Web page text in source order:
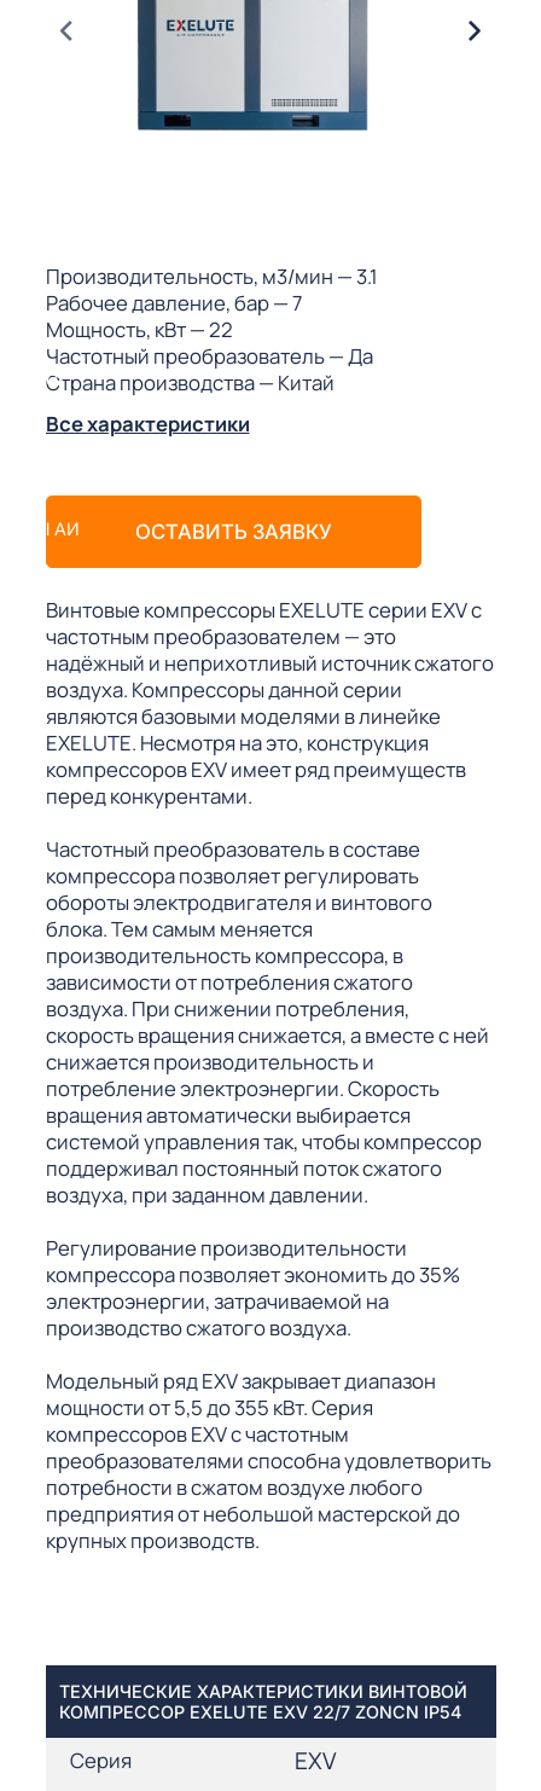
Производительность, м3/мин — 3.1
Рабочее давление, бар— 7
Мощность, кВт— 22
Частотный преобразователь— Да
Страна производства— Китай
Все характеристики
ОСТАВИТЬ ЗАЯВКУ
Винтовые компрессоры EXELUTE серии EXV с
частотным преобразователем — это
надёжный и неприхотливый источник сжатого
воздуха. Компрессоры данной серии
являются базовыми моделями в линейке
EXELUTE. Несмотря на это, конструкция
компрессоров EXV имеет ряд преимуществ
перед конкурентами.
Частотный преобразователь в составе
компрессора позволяет регулировать
обороты электродвигателя и винтового
блока. Тем самым меняется
производительность компрессора, в
зависимости от потребления сжатого
воздуха. При снижении потребления,
скорость вращения снижается, а вместе с ней
снижается производительность и
потребление электроэнергии. Скорость
вращения автоматически выбирается
системой управления так, чтобы компрессор
поддерживал постоянный поток сжатого
воздуха, при заданном давлении.
Регулирование производительности
компрессора позволяет экономить до 35%
электроэнергии, затрачиваемой на
производство сжатого воздуха.
Модельный ряд EXV закрывает диапазон
мощности от 5,5 до 355 кВт. Серия
компрессоров EXV с частотным
преобразователями способна удовлетворить
потребности в сжатом воздухе любого
предприятия от небольшой мастерской до
крупных производств.
ТЕХНИЧЕСКИЕ ХАРАКТЕРИСТИКИ ВИНТОВОЙ
КОМПРЕССОР EXELUTE EXV 22/7 ZONCN IP54
Серия EXV
(МКС)
АИ